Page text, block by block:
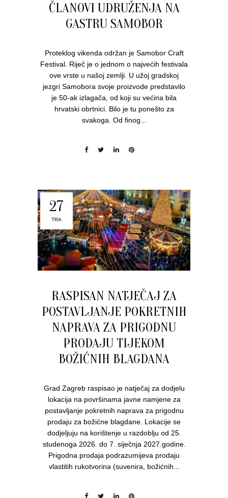
ČLANOVI UDRUŽENJA NA
GASTRU SAMOBOR
Proteklog vikenda održan je Samobor Craft
Festival. Riječ je o jednom o najvećih festivala
ove vrste u našoj zemlji. U užoj gradskoj
jezgri Samobora svoje proizvode predstavilo
je 50-ak izlagača, od koji su većina bila
hrvatski obrtnici. Bilo je tu ponešto za
svakoga. Od finog...
27
TRA
RASPISAN NATJEČAJ ZA
POSTAVLJANJE POKRETNIH
NAPRAVA ZA PRIGODNU
PRODAJU TIJEKOM
BOŽIĆNIH BLAGDANA
Grad Zagreb raspisao je natječaj za dodjelu
lokacija na površinama javne namjene za
postavljanje pokretnih naprava za prigodnu
prodaju za božićne blagdane. Lokacije se
dodjeljuju na korištenje u razdoblju od 25.
studenoga 2026. do 7. siječnja 2027.godine.
Prigodna prodaja podrazumijeva prodaju
vlastitih rukotvorina (suvenira, božićnih...